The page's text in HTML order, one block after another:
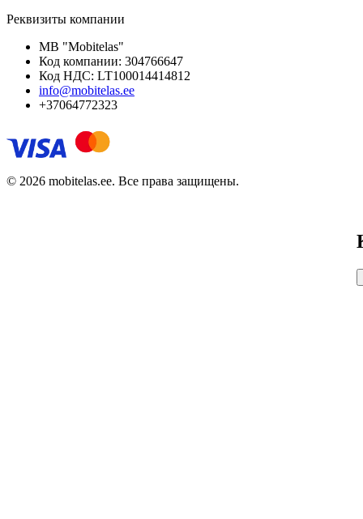
Реквизиты компании
MB "Mobitelas"
Код компании: 304766647
Код НДС: LT100014414812
info@mobitelas.ee
+37064772323
© 2026 mobitelas.ee. Все права защищены.